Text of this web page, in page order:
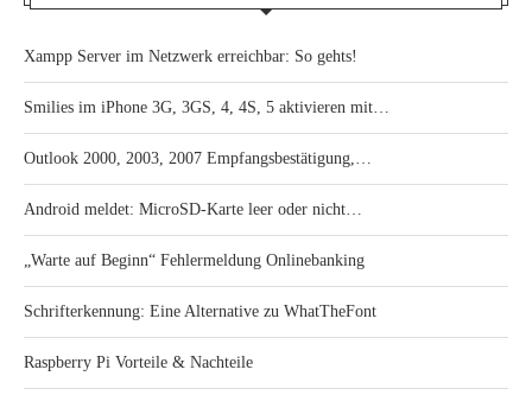
Xampp Server im Netzwerk erreichbar: So gehts!
Smilies im iPhone 3G, 3GS, 4, 4S, 5 aktivieren mit…
Outlook 2000, 2003, 2007 Empfangsbestätigung,…
Android meldet: MicroSD-Karte leer oder nicht…
„Warte auf Beginn“ Fehlermeldung Onlinebanking
Schrifterkennung: Eine Alternative zu WhatTheFont
Raspberry Pi Vorteile & Nachteile